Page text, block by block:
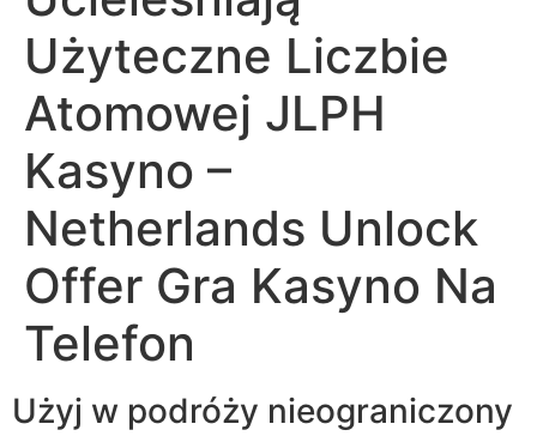
Użyteczne Liczbie
Atomowej JLPH
Kasyno –
Netherlands Unlock
Offer Gra Kasyno Na
Telefon
Użyj w podróży nieograniczony